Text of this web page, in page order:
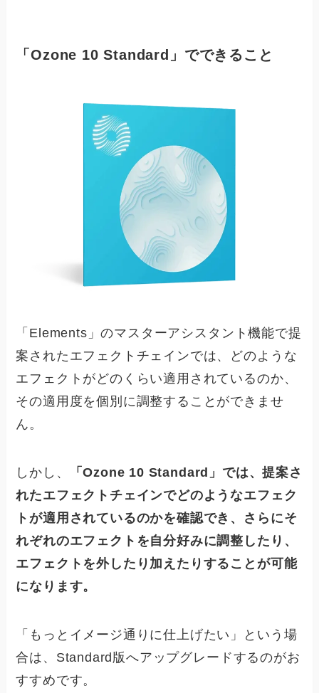
「Ozone 10 Standard」でできること
「Elements」のマスターアシスタント機能で提
案されたエフェクトチェインでは、どのような
エフェクトがどのくらい適用されているのか、
その適用度を個別に調整することができませ
ん。
しかし、
「Ozone 10 Standard」では、提案さ
れたエフェクトチェインでどのようなエフェク
トが適用されているのかを確認でき、さらにそ
れぞれのエフェクトを自分好みに調整したり、
エフェクトを外したり加えたりすることが可能
になります。
「もっとイメージ通りに仕上げたい」という場
合は、Standard版へアップグレードするのがお
すすめです。